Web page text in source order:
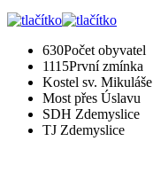
630Počet obyvatel
1115První zmínka
Kostel sv. Mikuláše
Most přes Úslavu
SDH Zdemyslice
TJ Zdemyslice